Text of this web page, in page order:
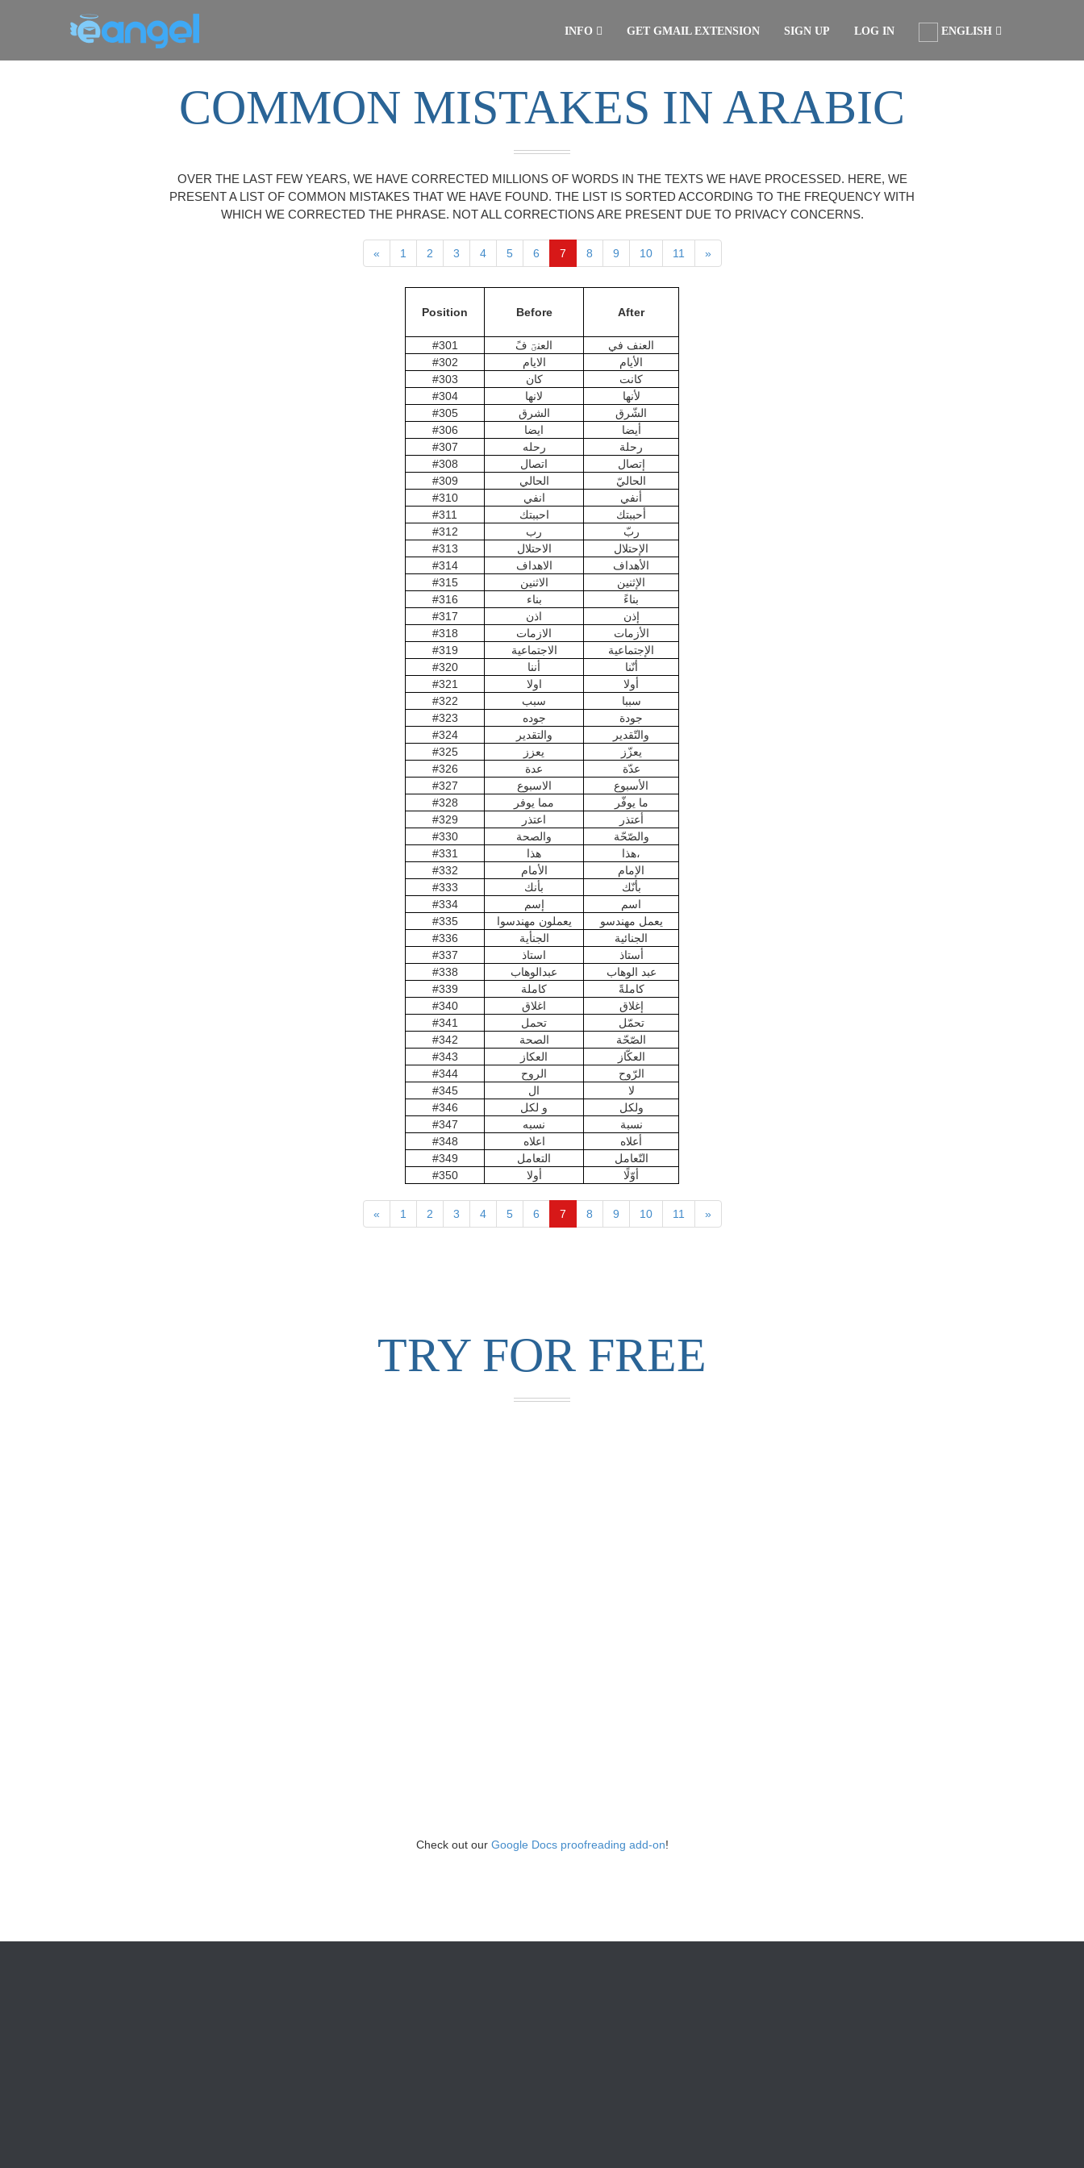
INFO GET GMAIL EXTENSION SIGN UP LOG IN ENGLISH
COMMON MISTAKES IN ARABIC
OVER THE LAST FEW YEARS, WE HAVE CORRECTED MILLIONS OF WORDS IN THE TEXTS WE HAVE PROCESSED. HERE, WE
PRESENT A LIST OF COMMON MISTAKES THAT WE HAVE FOUND. THE LIST IS SORTED ACCORDING TO THE FREQUENCY WITH
WHICH WE CORRECTED THE PHRASE. NOT ALL CORRECTIONS ARE PRESENT DUE TO PRIVACY CONCERNS.
« 1 2 3 4 5 6 7 8 9 10 11 »
Position Before After
#301 العنؾ فً
العنف في
#302
الايام
الأيام
#303
كان
كانت
#304
لانها
لأنها
#305
الشرق
الشّرق
#306
ايضا
أيضا
#307
رحله
رحلة
#308
اتصال
إتصال
#309
الحالي
الحاليّ
#310
انفي
أنفي
#311
احببتك
أحببتك
#312
رب
ربّ
#313
الاحتلال
الإحتلال
#314
الاهداف
الأهداف
#315
الاثنين
الإثنين
#316
بناء
بناءً
#317
اذن
إذن
#318
الازمات
الأزمات
#319
الاجتماعية
الإجتماعية
#320
أننا
أنّنا
#321
اولا
أولا
#322
سبب
سببا
#323
جوده
جودة
#324
والتقدير
والتّقدير
#325
يعزز
يعزّز
#326
عدة
عدّة
#327
الاسبوع
الأسبوع
#328
مما يوفر
ما يوفّر
#329
اعتذر
أعتذر
#330
والصحة
والصّحّة
#331
هذا
هذا،
#332
الأمام
الإمام
#333
بأنك
بأنّك
#334
إسم
اسم
#335
يعملون مهندسوا
يعمل مهندسو
#336
الجنأیة
الجنائیة
#337
استاذ
أستاذ
#338
عبدالوهاب
عبد الوهاب
#339
كاملة
كاملةً
#340
اغلاق
إغلاق
#341
تحمل
تحمّل
#342
الصحة
الصّحّة
#343
العكاز
العكّاز
#344
الروح
الرّوح
#345
ال
لا
#346
و لكل
ولكل
#347
نسبه
نسبة
#348
اعلاه
أعلاه
#349
التعامل
التّعامل
#350
أولا أوّلًا
« 1 2 3 4 5 6 7 8 9 10 11 »
TRY FOR FREE
Check out our Google Docs proofreading add-on!